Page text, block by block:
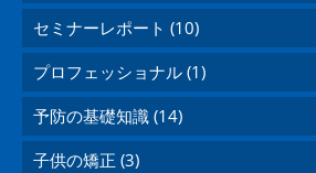
セミナーレポート (10)
プロフェッショナル (1)
予防の基礎知識 (14)
子供の矯正 (3)